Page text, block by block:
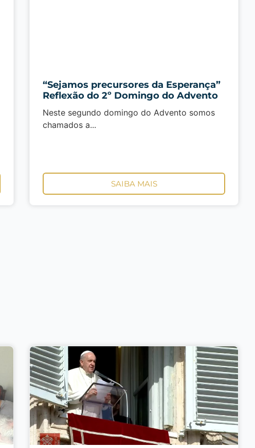
“Sejamos precursores da Esperança”
Reflexão do 2º Domingo do Advento
Neste segundo domingo do Advento somos
chamados a...
SAIBA MAIS